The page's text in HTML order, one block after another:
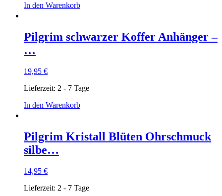
In den Warenkorb
Pilgrim schwarzer Koffer Anhänger –
…
19,95 €
Lieferzeit: 2 - 7 Tage
In den Warenkorb
Pilgrim Kristall Blüten Ohrschmuck
silbe…
14,95 €
Lieferzeit: 2 - 7 Tage